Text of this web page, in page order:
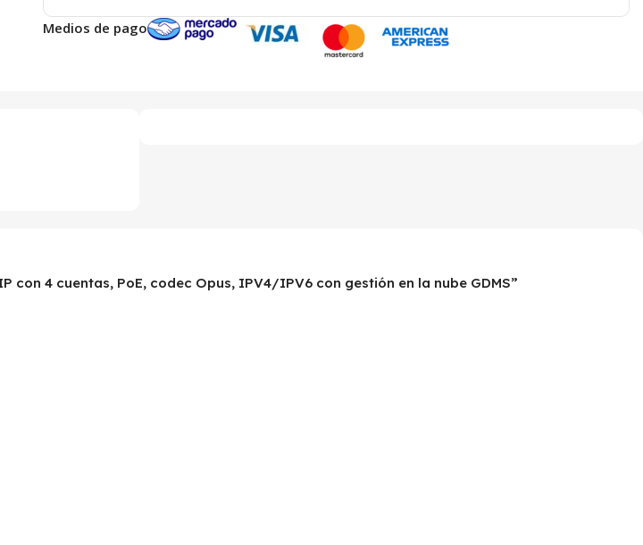
Medios de pago
4 cuentas, PoE, codec Opus, IPV4/IPV6 con gestión en la nube GDMS”